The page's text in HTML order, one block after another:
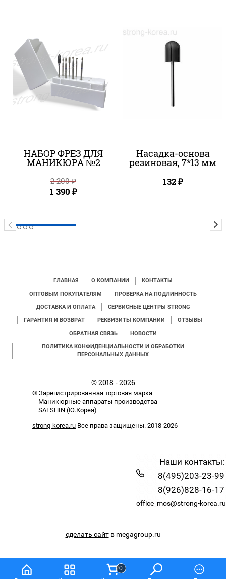
НАБОР ФРЕЗ ДЛЯ
МАНИКЮРА №2
2 200₽
1 390 ₽
Насадка-основа
резиновая, 7*13 мм
132₽
ГЛАВНАЯ О КОМПАНИИ
КОНТАКТЫ
ОПТОВЫМ ПОКУПАТЕЛЯМ
ПРОВЕРКА НА ПОДЛИННОСТЬ
ДОСТАВКА И ОПЛАТА
СЕРВИСНЫЕ ЦЕНТРЫ STRONG
ГАРАНТИЯ И ВОЗВРАТ
РЕКВИЗИТЫ КОМПАНИИ
ОТЗЫВЫ
ОБРАТНАЯ СВЯЗЬ
НОВОСТИ
ПОЛИТИКА КОНФИДЕНЦИАЛЬНОСТИ И ОБРАБОТКИ
ПЕРСОНАЛЬНЫХ ДАННЫХ
© 2018 - 2026
© Зарегистрированная торговая марка
Маникюрные аппараты производства
SAESHIN (Ю.Корея)
strong-korea.ru Все права защищены. 2018-2026
Наши контакты:
8(495)203-23-99
8(926)828-16-17
office_mos@strong-korea.ru
сделать сайтв megagroup.ru
0